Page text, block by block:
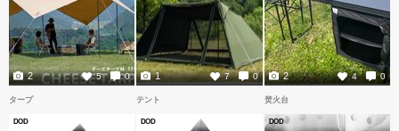
5 0
2 7 0
1 4 0
2
タープ
DOD
テント
DOD
焚火台
DOD